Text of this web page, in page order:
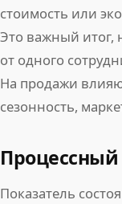
стоимость или
Это важный итог,
от одного
На продажи
сезонность,
Процессный
Показатель